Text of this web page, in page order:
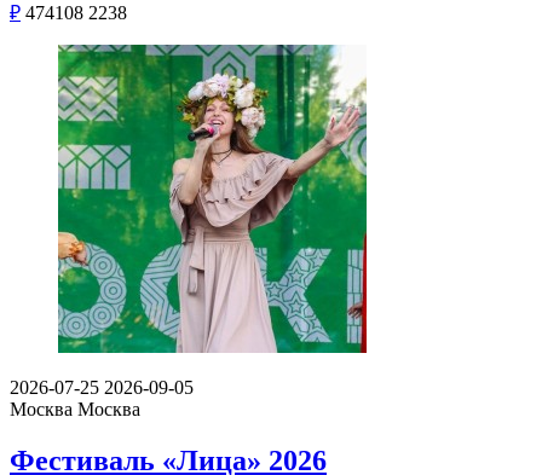
₽ 474108 2238
2026-07-25 2026-09-05
Москва Москва
Фестиваль «Лица» 2026